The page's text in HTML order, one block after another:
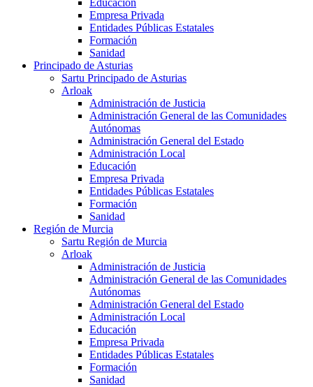
Educación
Empresa Privada
Entidades Públicas Estatales
Formación
Sanidad
Principado de Asturias
Sartu Principado de Asturias
Arloak
Administración de Justicia
Administración General de las Comunidades
Autónomas
Administración General del Estado
Administración Local
Educación
Empresa Privada
Entidades Públicas Estatales
Formación
Sanidad
Región de Murcia
Sartu Región de Murcia
Arloak
Administración de Justicia
Administración General de las Comunidades
Autónomas
Administración General del Estado
Administración Local
Educación
Empresa Privada
Entidades Públicas Estatales
Formación
Sanidad